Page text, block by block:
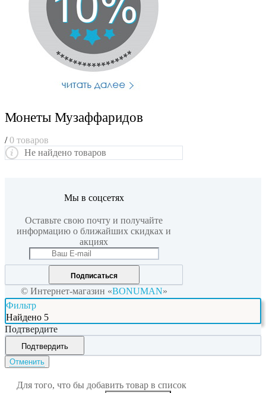
Монеты Музаффаридов
/ 0 товаров
Не найдено товаров
Мы в соцсетях
Оставьте свою почту и получайте
информацию о ближайших скидках и
акциях
Подписаться
© Интернет-магазин «BONUMAN»
Фильтр
Найдено 5
Подтвердите
Подтвердить
Отменить
Для того, что бы добавить товар в список